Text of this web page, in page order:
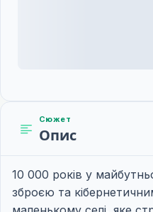
Сюжет
Опис
10 000 років у
зброєю та